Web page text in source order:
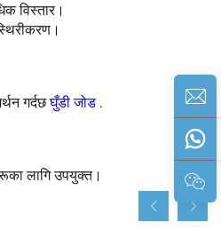
विस्तार।
गर्दछ घुँडी जोड .
लागि उपयुक्त।